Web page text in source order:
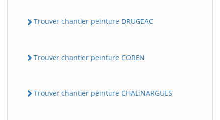
Trouver chantier peinture DRUGEAC
Trouver chantier peinture COREN
Trouver chantier peinture CHALiNARGUES